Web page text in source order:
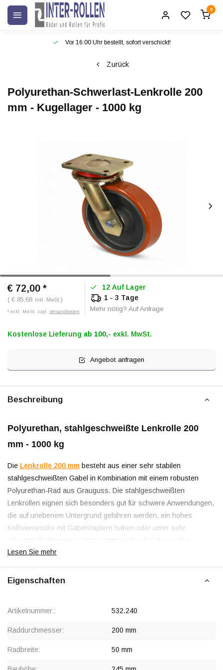
0
Vor 16:00 Uhr bestellt, sofort verschickt!
Zurück
Polyurethan-Schwerlast-Lenkrolle 200
mm - Kugellager - 1000 kg
€ 72,00 *
( € 85,68 Inkl. MwSt. )
* exkl. MwSt. zzgl. Versandkosten
12 Auf Lager
1 - 3 Tage
Mehr nötig? Auf Anfrage
Kostenlose Lieferung ab 100,- exkl. MwSt.
Angebot anfragen
Beschreibung
Polyurethan, stahlgeschweißte Lenkrolle 200
mm - 1000 kg
Die Lenkrolle 200 mm besteht aus einer sehr stabilen
stahlgeschweißten Gabel in Kombination mit einem robusten
Polyurethan-Rad aus Grauguss. Die stahlgeschweißten
Lenkrollen eignen sich besonders gut für schwere Anwendungen,
die auf unebenem Untergrund gefahren werden, ein hohes
Kollisionsrisiko mit Gabelstaplern haben oder unter sehr
Ausfallrisiko gleich Null sein muss.
Die stahlgeschweißte Drehgabel besteht aus einer 8 mm starken
verschraubt und mit einem Schweißpunkt sicher befestigt. Der
Schwenkbeine mit dem Drehkranz verschweißt sind, ist die
Lesen Sie mehr
Eigenschaften
Artikelnummer:: 532.240
Raddurchmesser: 200 mm
Radbreite: 50 mm